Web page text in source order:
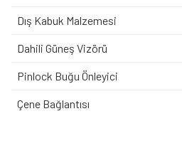
Dış Kabuk Malzemesi
Dahili Güneş Vizörü
Pinlock Buğu Önleyici
Çene Bağlantısı